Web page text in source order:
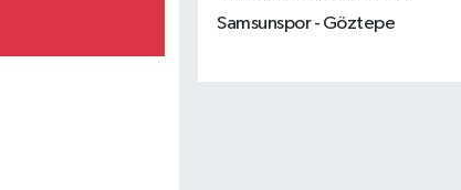
Samsunspor - Göztepe